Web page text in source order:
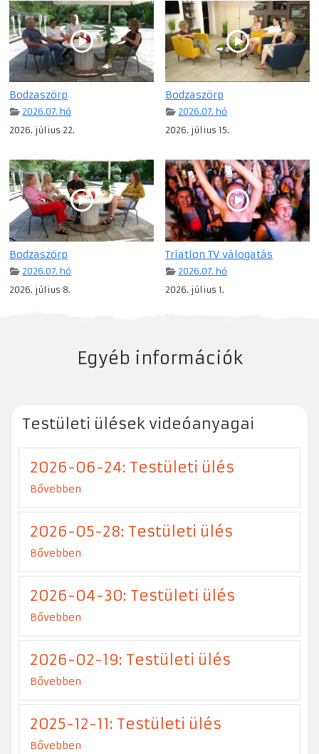
Bodzaszörp
2026.07. hó
2026. július 22.
Bodzaszörp
2026.07. hó
2026. július 15.
Bodzaszörp
2026.07. hó
2026. július 8.
Triatlon TV válogatás
2026.07. hó
2026. július 1.
Egyéb információk
Testületi ülések videóanyagai
2026-06-24: Testületi ülés
Bővebben
2026-05-28: Testületi ülés
Bővebben
2026-04-30: Testületi ülés
Bővebben
2026-02-19: Testületi ülés
Bővebben
2025-12-11: Testületi ülés
Bővebben